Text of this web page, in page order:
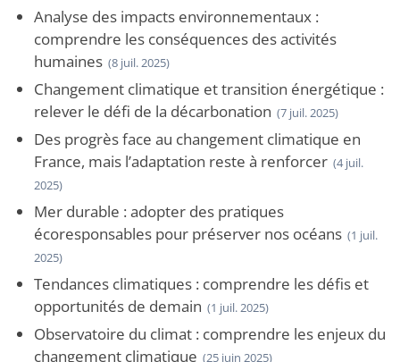
Analyse des impacts environnementaux :
comprendre les conséquences des activités
humaines (8 juil. 2025)
Changement climatique et transition énergétique :
relever le défi de la décarbonation (7 juil. 2025)
Des progrès face au changement climatique en
France, mais l’adaptation reste à renforcer (4 juil.
2025)
Mer durable : adopter des pratiques
écoresponsables pour préserver nos océans (1 juil.
2025)
Tendances climatiques : comprendre les défis et
opportunités de demain (1 juil. 2025)
Observatoire du climat : comprendre les enjeux du
changement climatique (25 juin 2025)